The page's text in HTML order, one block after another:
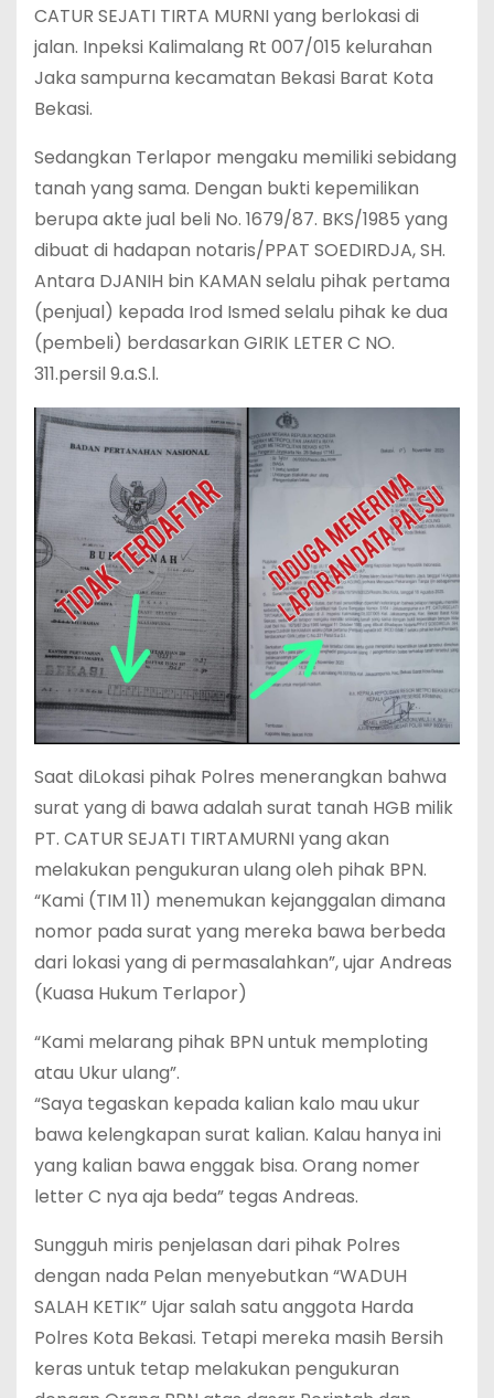
CATUR SEJATI TIRTA MURNI yang berlokasi di
jalan. Inpeksi Kalimalang Rt 007/015 kelurahan
Jaka sampurna kecamatan Bekasi Barat Kota
Bekasi.
Sedangkan Terlapor mengaku memiliki sebidang
tanah yang sama. Dengan bukti kepemilikan
berupa akte jual beli No. 1679/87. BKS/1985 yang
dibuat di hadapan notaris/PPAT SOEDIRDJA, SH.
Antara DJANIH bin KAMAN selalu pihak pertama
(penjual) kepada Irod Ismed selalu pihak ke dua
(pembeli) berdasarkan GIRIK LETER C NO.
311.persil 9.a.S.l.
Saat diLokasi pihak Polres menerangkan bahwa
surat yang di bawa adalah surat tanah HGB milik
PT. CATUR SEJATI TIRTAMURNI yang akan
melakukan pengukuran ulang oleh pihak BPN.
“Kami (TIM 11) menemukan kejanggalan dimana
nomor pada surat yang mereka bawa berbeda
dari lokasi yang di permasalahkan”, ujar Andreas
(Kuasa Hukum Terlapor)
“Kami melarang pihak BPN untuk memploting
atau Ukur ulang”.
“Saya tegaskan kepada kalian kalo mau ukur
bawa kelengkapan surat kalian. Kalau hanya ini
yang kalian bawa enggak bisa. Orang nomer
letter C nya aja beda” tegas Andreas.
Sungguh miris penjelasan dari pihak Polres
dengan nada Pelan menyebutkan “WADUH
SALAH KETIK” Ujar salah satu anggota Harda
Polres Kota Bekasi. Tetapi mereka masih Bersih
keras untuk tetap melakukan pengukuran